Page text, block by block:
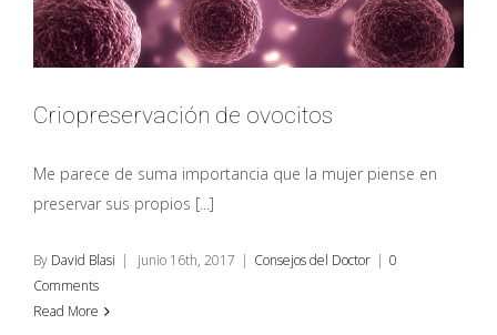
Criopreservación de ovocitos
Me parece de suma importancia que la mujer piense en
preservar sus propios [...]
By David Blasi | junio 16th, 2017 | Consejos del Doctor | 0
Comments
Read More